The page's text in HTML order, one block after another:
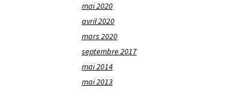
mai 2020
avril 2020
mars 2020
septembre 2017
mai 2014
mai 2013